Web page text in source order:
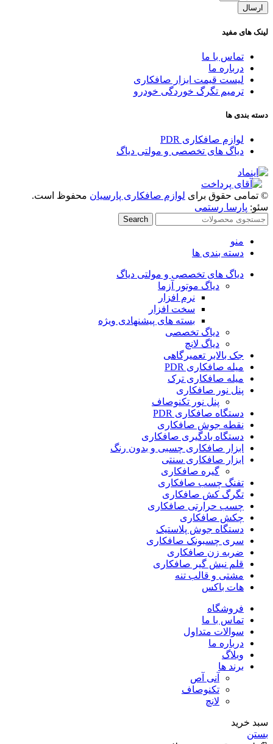
ارسال
لینک های مفید
تماس با ما
درباره ما
لیست قیمت ابزار صافکاری
ترمیم تگرگ خوردگی خودرو
دسته بندی ها
لوازم صافکاری PDR
دیاگ های تخصصی و مولتی دیاگ
© تمامی حقوق برای لوازم صافکاری پارسیان محفوظ است.
سئو: پارسا رستمی
Search
منو
دسته بندی ها
دیاگ های تخصصی و مولتی دیاگ
دیاگ موتور آزما
نرم افزار
سخت افزار
بسته های پیشنهادی ویژه
دیاگ تخصصی
دیاگ لانچ
جک بالابر تعمیرگاهی
میله صافکاری PDR
میله صافکاری ترک
پنل نور صافکاری
پنل نور تکنوصاف
دستگاه صافکاری PDR
نقطه جوش صافکاری
دستگاه بادگیری صافکاری
ابزار صافکاری چسبی و بدون رنگ
ابزار صافکاری سنتی
گیره صافکاری
تفنگ چسب صافکاری
تگرگ کش صافکاری
چسب حرارتی صافکاری
چکش صافکاری
دستگاه جوش پلاستیک
سری چسبونک صافکاری
ضربه زن صافکاری
قلم نیش گیر صافکاری
مشتی و قالب تنه
هات باکس
فروشگاه
تماس با ما
سوالات متداول
درباره ما
وبلاگ
برند ها
آنی آص
تکنوصاف
لانچ
سبد خرید
بستن